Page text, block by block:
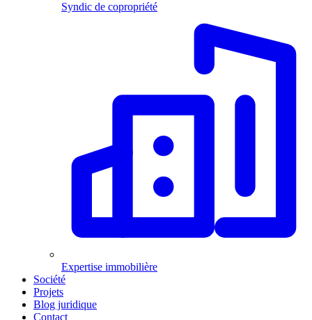
Syndic de copropriété
Expertise immobilière
Société
Projets
Blog juridique
Contact